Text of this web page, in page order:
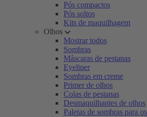
Pós compactos
Pós soltos
Kits de maquilhagem
Olhos
Mostrar todos
Sombras
Máscaras de pestanas
Eyeliner
Sombras em creme
Primer de olhos
Colas de pestanas
Desmaquilhantes de olhos
Paletas de sombras para